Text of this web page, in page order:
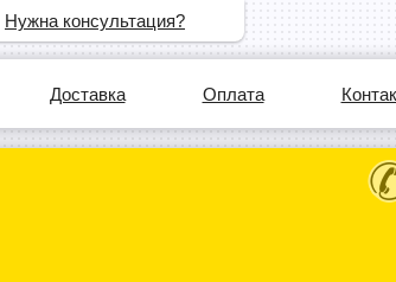
Доставка Оплата
Нужна консультация?